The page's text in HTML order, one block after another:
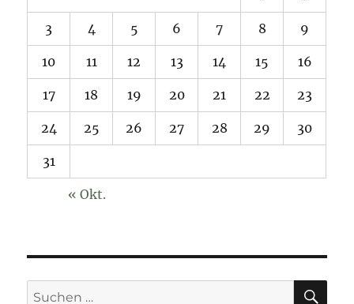
3 4 5 6 7 8 9
10 11 12 13 14 15 16
17 18 19 20 21 22 23
24 25 26 27 28 29 30
31
« Okt.
Suchen